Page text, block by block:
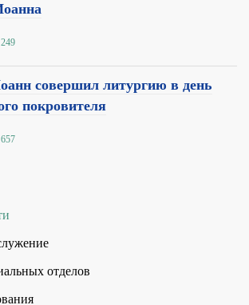
249
совершил литургию в день
покровителя
657
отделов